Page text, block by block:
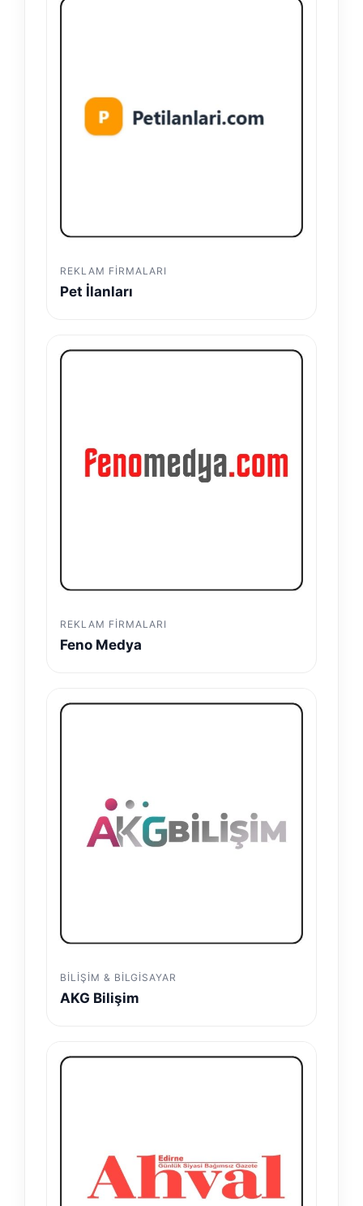
REKLAM FIRMALARI
Pet İlanları
REKLAM FIRMALARI
Feno Medya
BILIŞIM & BILGISAYAR
AKG Bilişim